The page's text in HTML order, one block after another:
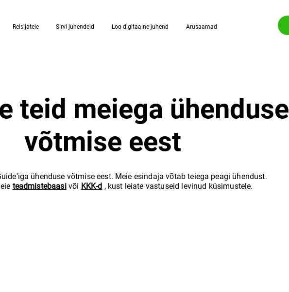
Reisijatele Sirvi juhendeid Loo digitaalne juhend Arusaamad
teid meiega ühenduse
võtmise eest
ühenduse võtmise eest. Meie esindaja võtab teiega peagi ühendust.
teadmistebaasivõi KKK-d , kust leiate vastuseid levinud küsimustele.